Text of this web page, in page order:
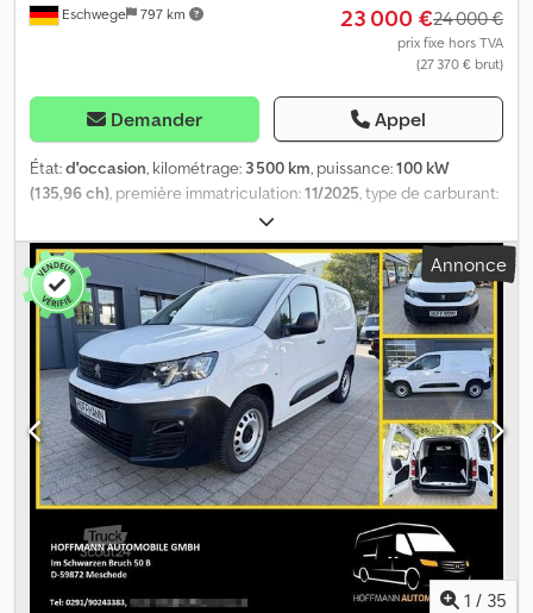
Eschwege 797 km 23 000 €24 000 €
prix fixe hors TVA
(27 370 € brut)
Demander Appel
État:d'occasion, kilométrage: 3 500 km, puissance:100 kW
(135,96 ch), première immatriculation:11/2025, type de carburant:
, prochaine inspection (TÜV):
électricité, couleur:blanc, cabine conducteur:autre, type
d'engrenage: automatique, classe d'émission:Euro 6, nombre de
sièges:2, Équipement:ABS, airbag, capteurs de stationnement,
chauffage de siège, climatisation, contrôle de traction,
direction assistée, ordinateur de bord, porte coulissante,
programme électronique de stabilité (ESP), régulateur de
vitesse, système d'antidémarrage, verrouillage centralisé,
Autres options : Codpfxszf Dx Es Amzorf * Caméra de recul
analogique, incluant le système d’infodivertissement AIO. *
Couleur : Blanc Kaolin. * Revêtement du plancher et des parois
latérales en plastique (PP). * Chargeur embarqué 11 kW triphasé. *
Tissu Curitiba, couleur anthracite. * Pack hiver pour véhicules
électriques (BEV).
Annonce
1 / 35